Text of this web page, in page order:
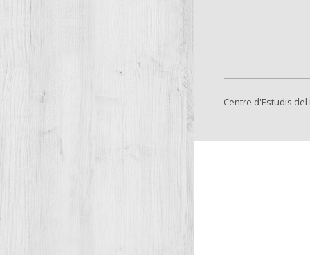
Centre d'Estudis